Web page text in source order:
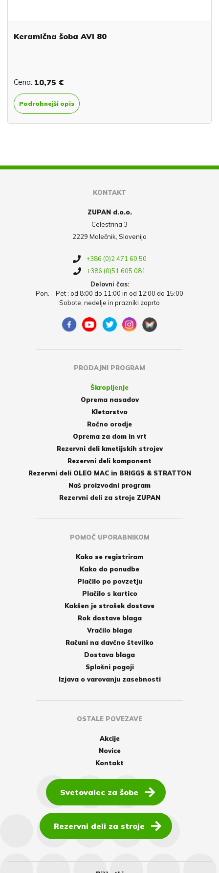
Keramična šoba AVI 80
Cena: 10,75 €
Podrobnejši opis
KONTAKT
ZUPAN d.o.o.
Celestrina 3
2229 Malečnik, Slovenija
+386 (0)2 471 60 50
+386 (0)51 605 081
Delovni čas:
Pon. – Pet : od 8:00 do 11:00 in od 12:00 do 15:00
Sobote, nedelje in prazniki zaprto
PRODAJNI PROGRAM
Škropljenje
Oprema nasadov
Kletarstvo
Ročno orodje
Oprema za dom in vrt
Rezervni deli kmetijskih strojev
Rezervni deli komponent
Rezervni deli OLEO MAC in BRIGGS & STRATTON
Naš proizvodni program
Rezervni deli za stroje ZUPAN
POMOČ UPORABNIKOM
Kako se registriram
Kako do ponudbe
Plačilo po povzetju
Plačilo s kartico
Kakšen je strošek dostave
Rok dostave blaga
Vračilo blaga
Računi na davčno številko
Dostava blaga
Splošni pogoji
Izjava o varovanju zasebnosti
OSTALE POVEZAVE
Akcije
Novice
Kontakt
Svetovalec za šobe
Rezervni deli za stroje